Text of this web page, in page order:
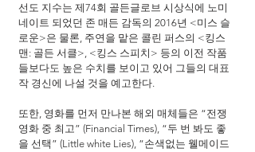
선도 지수는 제74회 골든글로브 시상식에 노미
네이트 되었던 존 매든 감독의 2016년 <미스 슬
로운>은 물론, 주연을 맡은 콜린 퍼스의 <킹스
맨: 골든 서클>, <킹스 스피치> 등의 이전 작품
들보다도 높은 수치를 보이고 있어 그들의 대표
작 경신에 나설 것을 예고한다.
또한, 영화를 먼저 만나본 해외 매체들은 “전쟁
영화 중 최고” (Financial Times), “두 번 봐도 좋
을 선택” (Little white Lies), “손색없는 웰메이드